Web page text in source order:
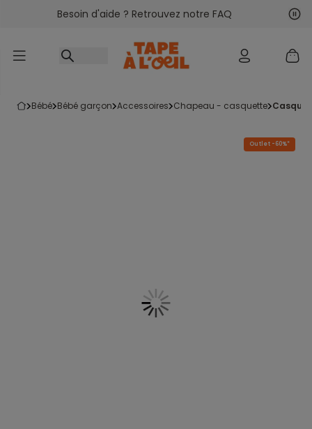
Accéder au contenu
Besoin d'aide ? Retrouvez notre FAQ
bébé bébé garçon accessoires chapeau - casquette
Outlet -60%*